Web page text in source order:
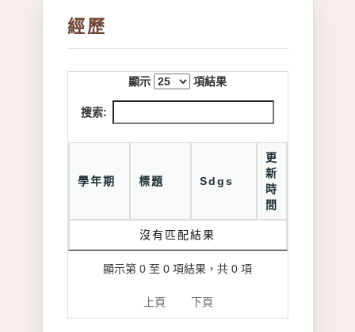
經歷
顯示 項結果
搜索:
學年期 標題 Sdgs
更
新
時
間
沒有匹配結果
顯示第 0 至 0 項結果，共 0 項
上頁 下頁